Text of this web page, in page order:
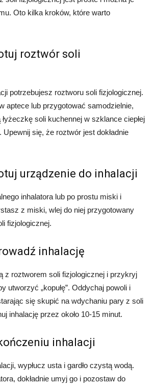
Oto kilka kroków, które warto
roztwór soli
potrzebujesz roztworu soli fizjologicznej.
aptece lub przygotować samodzielnie,
soli kuchennej w szklance ciepłej
Upewnij się, że roztwór jest dokładnie
urządzenie do inhalacji
inhalatora lub po prostu miski i
z miski, wlej do niej przygotowany
fizjologicznej.
inhalację
z roztworem soli fizjologicznej i przykryj
utworzyć „kopułę”. Oddychaj powoli i
się skupić na wdychaniu pary z soli
inhalację przez około 10-15 minut.
inhalacji
wypłucz usta i gardło czystą wodą.
dokładnie umyj go i pozostaw do